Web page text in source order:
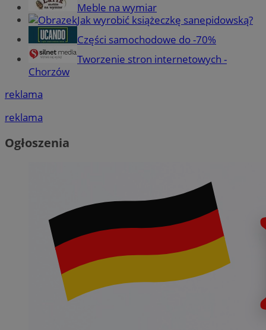
Meble na wymiar
Jak wyrobić książeczkę sanepidowską?
Części samochodowe do -70%
Tworzenie stron internetowych -
Chorzów
reklama
reklama
Ogłoszenia